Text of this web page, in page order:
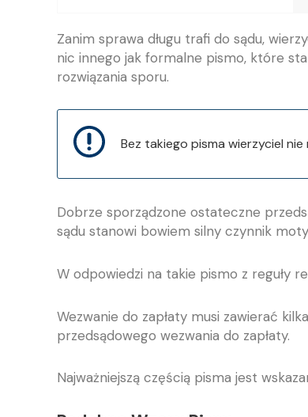
Zanim sprawa długu trafi do sądu,
nic innego jak formalne pismo, które
rozwiązania sporu.
Bez takiego pisma wierzyciel
Dobrze sporządzone ostateczne
sądu stanowi bowiem silny czynnik
W odpowiedzi na takie pismo z reguły
Wezwanie do zapłaty musi zawierać
przedsądowego wezwania do zapłaty.
Najważniejszą częścią pisma jest